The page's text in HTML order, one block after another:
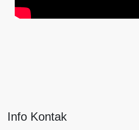
Info Kontak